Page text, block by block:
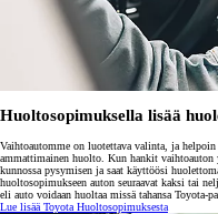
Huoltosopimuksella lisää
Vaihtoautomme on luotettava valinta, ja
ammattimainen huolto. Kun hankit vaihtoauton
kunnossa pysymisen ja saat käyttöösi
huoltosopimukseen auton seuraavat kaksi tai
eli auto voidaan huoltaa missä tahansa Toyota-
Lue lisää Toyota Huoltosopimuksesta